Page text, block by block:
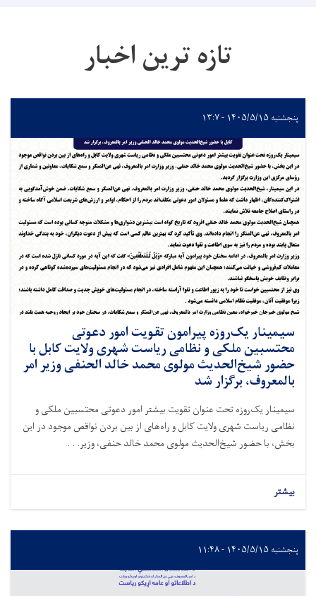
تازه ترین اخبار
پنجشنبه ۱۴۰۵/۵/۱۵ - ۱۳:۷
سیمینار یک‌روزه پیرامون تقویت امور دعوتی
محتسبین ملکی و نظامی ریاست شهری ولایت کابل با
حضور شیخ‌الحدیث مولوی محمد خالد الحنفی وزیر امر
بالمعروف، برگزار شد
سیمینار یک‌روزه تحت عنوان تقویت بیشتر امور دعوتی محتسبین ملکی و
نظامی ریاست شهری ولایت کابل و راه‌های از بین بردن نواقص موجود در این
بخش، با حضور شیخ‌الحدیث مولوی محمد خالد حنفی، وزیر. . .
بیشتر
پنجشنبه ۱۴۰۵/۵/۱۵ - ۱۱:۴۸